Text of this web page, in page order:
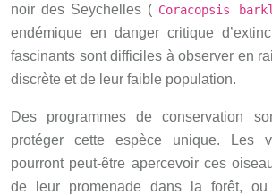
noir des Seychelles ( Coracopsis
endémique en danger critique
fascinants sont difficiles à observer en
discrète et de leur faible population.
Des programmes de conservation
protéger cette espèce unique. Les
pourront peut-être apercevoir ces
de leur promenade dans la forêt,